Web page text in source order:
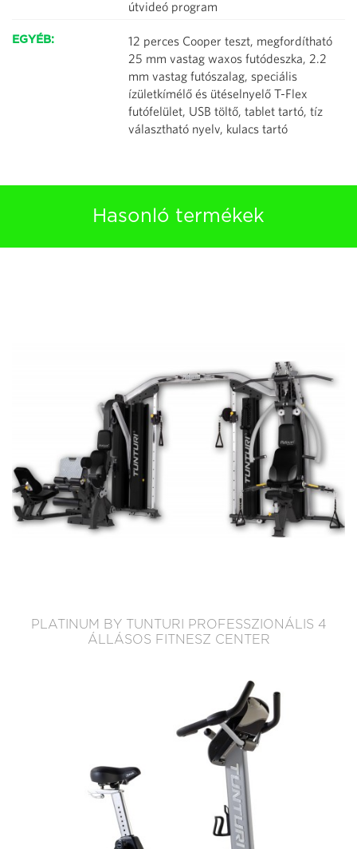
útvideó program
EGYÉB:
12 perces Cooper teszt, megfordítható
25 mm vastag waxos futódeszka, 2.2
mm vastag futószalag, speciális
ízületkímélő és ütéselnyelő T-Flex
futófelület, USB töltő, tablet tartó, tíz
választható nyelv, kulacs tartó
Hasonló termékek
PLATINUM BY TUNTURI PROFESSZIONÁLIS 4
ÁLLÁSOS FITNESZ CENTER